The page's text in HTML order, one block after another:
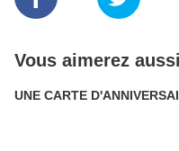
Vous aimerez aussi
UNE CARTE